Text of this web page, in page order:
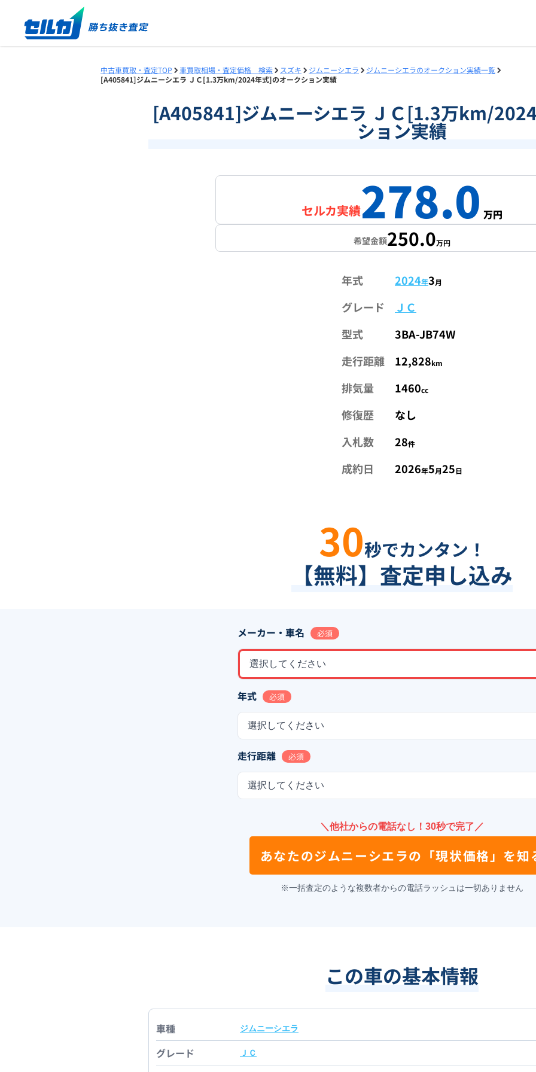
中古車買取・査定TOP 車買取相場・査定価格 検索 スズキ ジムニーシエラ
ジムニーシエラのオークション実績一覧
[A405841]ジムニーシエラ ＪＣ[1.3万km/2024年式]のオークション実績
[A405841]ジムニーシエラ ＪＣ[1.3万km/
ション実績
セルカ実績278.0 万円
希望金額250.0万円
年式 2024年3月
グレード
ＪＣ
型式
3BA-JB74W
走行距離
12,828km
排気量 1460cc
修復歴
なし
入札数
28件
成約日 2026年5月25日
30秒でカンタン！
【無料】査定申し込み
メーカー・車名 必須
選択してください
年式 必須
選択してください
走行距離 必須
選択してください
＼他社からの電話なし！30秒で完了／
あなたのジムニーシエラの 「現状価格」を知
※一括査定のような複数者からの電話ラッシュは一切ありません
この車の基本情報
車種 ジムニーシエラ
グレード ＪＣ